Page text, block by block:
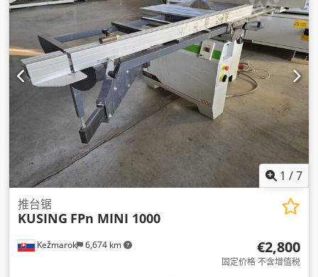
1 /7
Kežmarok 6,674 km
推台锯
KUSING FPn MINI 1000
€2,800
固定价格 不含增值税